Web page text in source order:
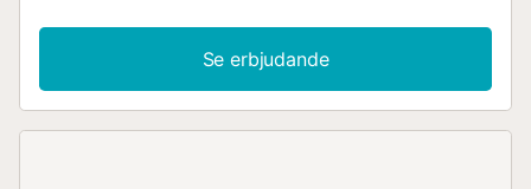
Se erbjudande